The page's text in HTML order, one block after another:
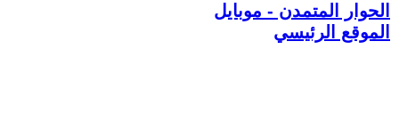
الحوار المتمدن - موبايل
الموقع الرئيسي